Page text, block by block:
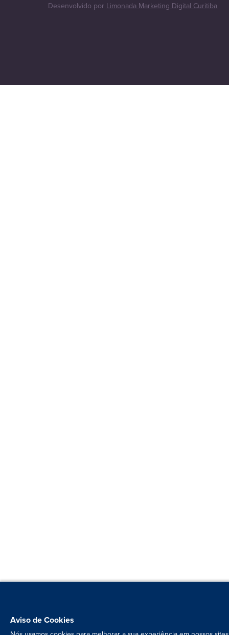
Desenvolvido por Limonada Marketing Digital Curitiba
Aviso de Cookies